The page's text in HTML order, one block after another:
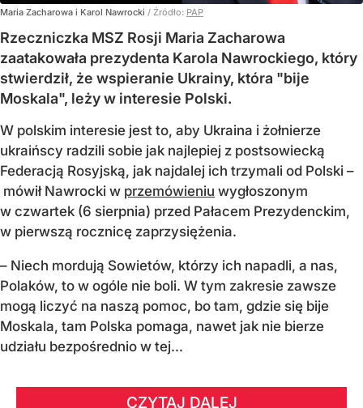
Maria Zacharowa i Karol Nawrocki / Źródło: PAP
Rzeczniczka MSZ Rosji Maria Zacharowa
zaatakowała prezydenta Karola Nawrockiego, który
stwierdził, że wspieranie Ukrainy, która "bije
Moskala", leży w interesie Polski.
W polskim interesie jest to, aby Ukraina i żołnierze
ukraińscy radzili sobie jak najlepiej z postsowiecką
Federacją Rosyjską, jak najdalej ich trzymali od Polski –
mówił Nawrocki w przemówieniu wygłoszonym
w czwartek (6 sierpnia) przed Pałacem Prezydenckim,
w pierwszą rocznicę zaprzysiężenia.
– Niech mordują Sowietów, którzy ich napadli, a nas,
Polaków, to w ogóle nie boli. W tym zakresie zawsze
mogą liczyć na naszą pomoc, bo tam, gdzie się bije
Moskala, tam Polska pomaga, nawet jak nie bierze
udziału bezpośrednio w tej...
CZYTAJ DALEJ